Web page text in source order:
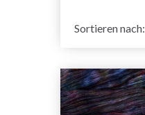
Sortieren nach: